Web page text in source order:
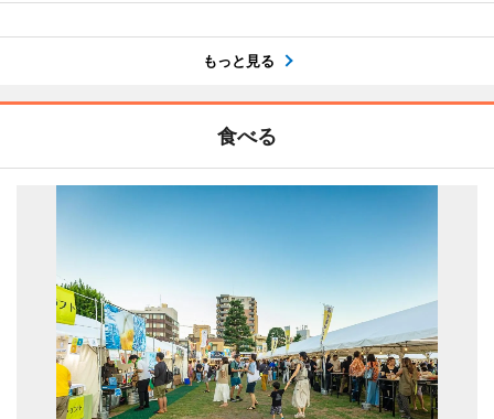
もっと見る
食べる